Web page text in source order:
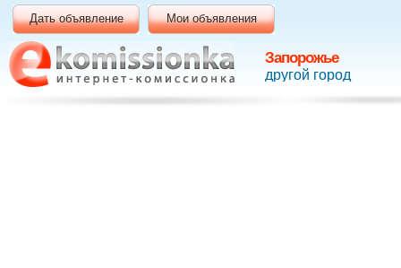
Запорожье
другой город
Дать объявление Мои объявления